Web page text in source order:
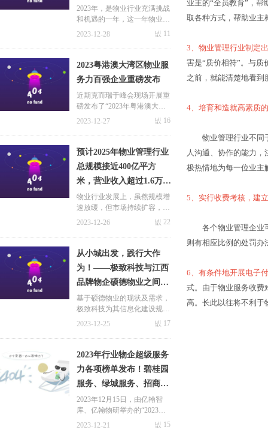
业主的“全员教育” ，
取各种方式，帮助业主
3、物业管理行业制定出
害是“质价相符”。与质
之前，就能清楚地看到
4、培育和造就高素质
物业管理行业不同于
人沟通、协作的能力
极热情地为每一位业主
5、实行收费考核，建
各个物业管理企业可
则有相应比例的处罚办
6、有条件地开展电子
式。由于物业服务收费
高。长此以往将不利于
2023年，是物业行业充满挑战
和机遇的一年，这一年物业服
务企业顺应市场而为，积极拥
发展。本篇文章极致科技小编
就带大家从规模篇、资本篇以
及品质篇等方面一起来回顾属
于物业行业2023年的点点滴
滴！
넶 11
2023-12-28
2023粤港澳大湾区物业服
务力百强企业重磅发布
近期克而瑞于峰会现场开展重
磅发布了“2023年粤港澳大湾
区物业服务力系列研究成
榜单。会有哪些企业榜上有名
呢？极致科技小编这就带大家
一探究竟~
넶 16
2023-12-27
预计2025年物业管理行业
总规模接近400亿平方
米，营业收入超过1.6万
亿元
物业行业发展上，虽然规模增
速放缓，但市场持续扩容，据
克而瑞预测数据显示，预计20
400亿平方米，营业收入超过
1.6万亿元，其中住宅产业园
容量可观。
넶 22
2023-12-26
从小城出发，践行大作
为！——极致科技与江西
品牌物企硕德物业之间的
相互成就！
基于硕德物业的现状及需求，
极致科技为其信息化建设规划
了三个阶段，第一阶段，重点
工单”的数智化平台，助力企
业优化服务、提升口碑，规范
管理！
넶 17
2023-12-25
2023年行业物企超级服务
力各项榜单发布！碧桂园
服务、绿城服务、招商积
余等头部物企霸榜前十！
2023年12月15日，由亿翰智
库、亿翰物研举办的“2023不
动产行业高质量发展峰会暨超
넶 15
2023-12-21
九游会国际的简介
荣誉与资质
联
系九游会体育线上平台
关于极致